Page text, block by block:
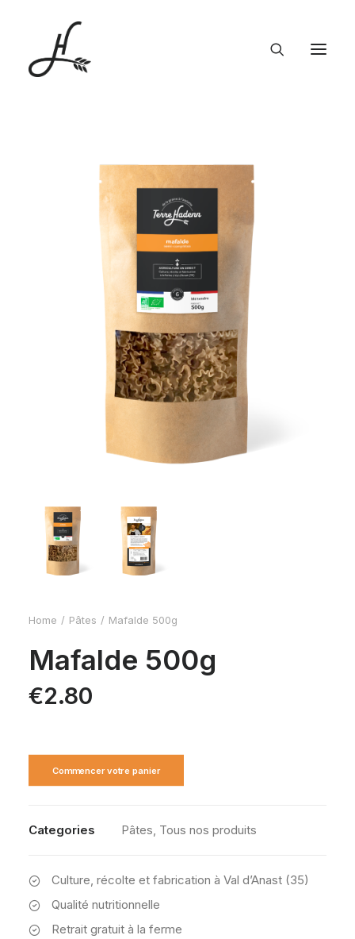
Home Pâtes Mafalde 500g
Mafalde 500g
€2.80
Commencer votre panier
Categories Pâtes, Tous nos produits
Culture, récolte et fabrication à Val d’Anast (35)
Qualité nutritionnelle
Retrait gratuit à la ferme